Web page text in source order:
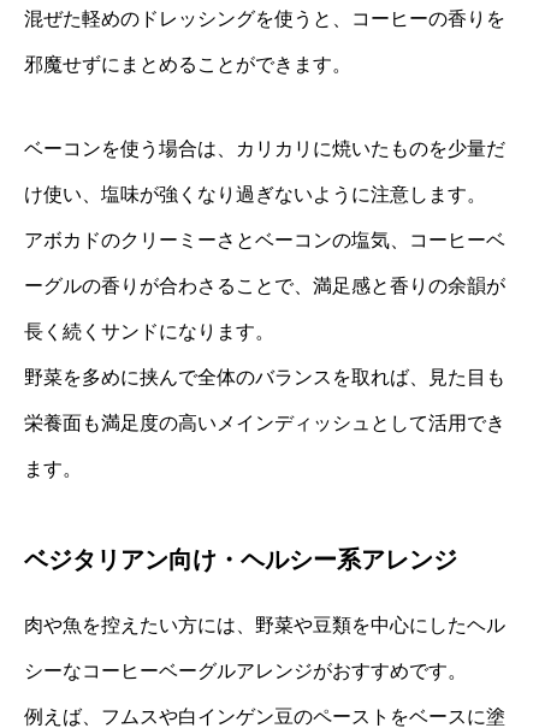
混ぜた軽めのドレッシングを使うと、コーヒーの香りを
邪魔せずにまとめることができます。
ベーコンを使う場合は、カリカリに焼いたものを少量だ
け使い、塩味が強くなり過ぎないように注意します。
アボカドのクリーミーさとベーコンの塩気、コーヒーベ
ーグルの香りが合わさることで、満足感と香りの余韻が
長く続くサンドになります。
野菜を多めに挟んで全体のバランスを取れば、見た目も
栄養面も満足度の高いメインディッシュとして活用でき
ます。
ベジタリアン向け・ヘルシー系アレンジ
肉や魚を控えたい方には、野菜や豆類を中心にしたヘル
シーなコーヒーベーグルアレンジがおすすめです。
例えば、フムスや白インゲン豆のペーストをベースに塗